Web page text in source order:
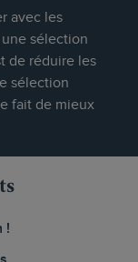
avec les
sélection
de réduire les
sélection
fait de mieux
!